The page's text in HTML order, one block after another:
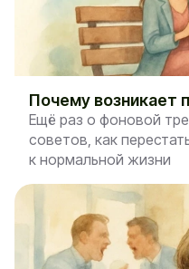
Почему возникает
Ещё раз о фоновой
советов, как
к нормальной жизни